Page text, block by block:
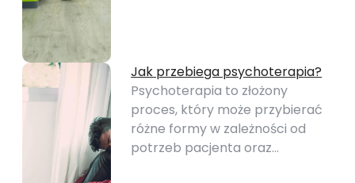
Jak przebiega psychoterapia?
Psychoterapia to złożony
proces, który może przybierać
różne formy w zależności od
potrzeb pacjenta oraz…